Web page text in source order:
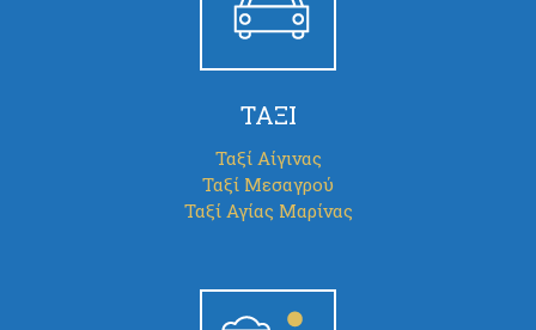
ΤΑΞΙ
Ταξί Αίγινας
Ταξί Μεσαγρού
Ταξί Αγίας Μαρίνας